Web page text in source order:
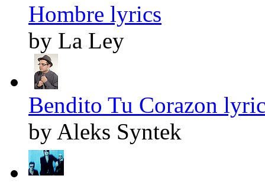
Hombre lyrics
by La Ley
Bendito Tu Corazon
by Aleks Syntek